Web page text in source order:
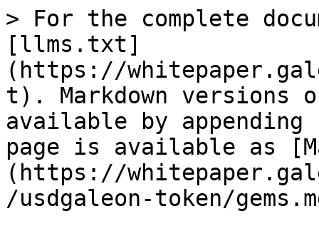
> For the complete
[llms.txt]
(https://
t). Markdown versions
available by
page is available as
(https://
/usdgaleon-token/